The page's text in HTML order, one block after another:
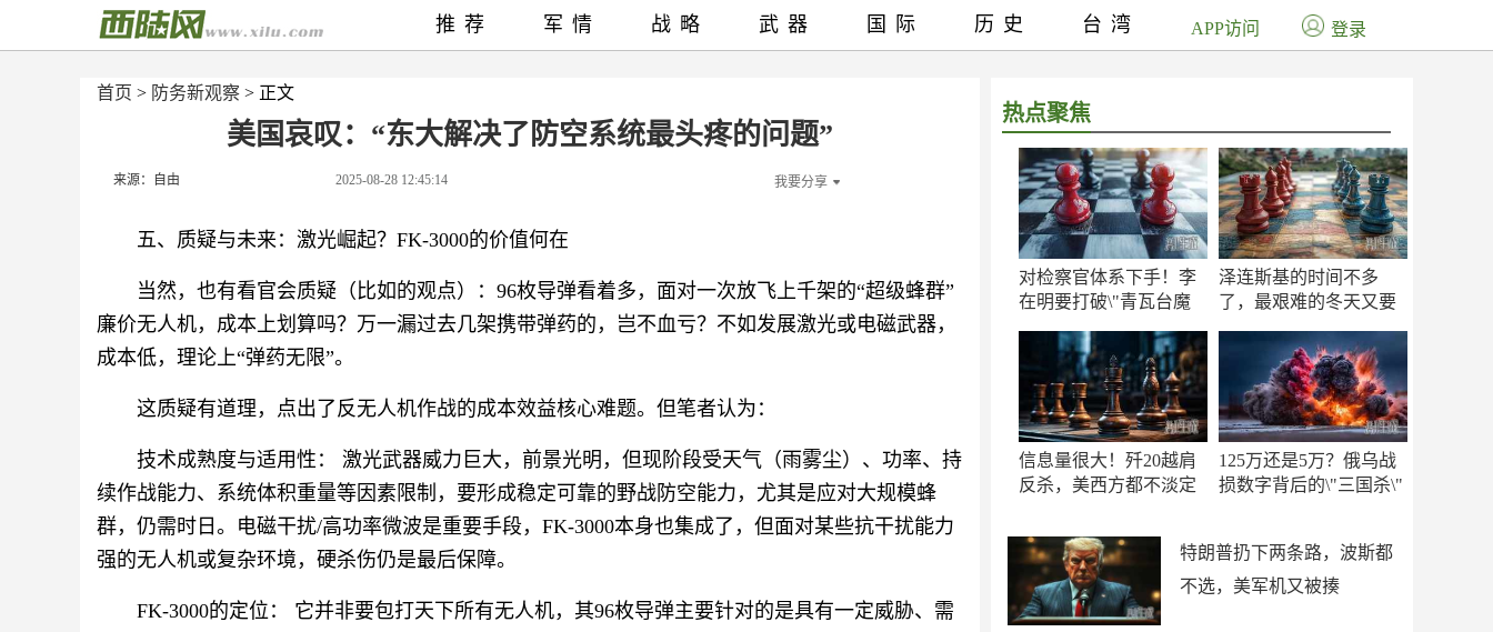
首页 > 防务新观察 > 正文
美国哀叹：“东大解决了防空系统最头疼的问题”
来源：自由 2025-08-28 12:45:14 我要分享
五、质疑与未来：激光崛起？FK-3000的价值何在
当然，也有看官会质疑（比如的观点）：96枚导弹看着多，面对一次放飞上千架的“超级蜂群”
廉价无人机，成本上划算吗？万一漏过去几架携带弹药的，岂不血亏？不如发展激光或电磁武器，
成本低，理论上“弹药无限”。
这质疑有道理，点出了反无人机作战的成本效益核心难题。但笔者认为：
技术成熟度与适用性： 激光武器威力巨大，前景光明，但现阶段受天气（雨雾尘）、功率、持
续作战能力、系统体积重量等因素限制，要形成稳定可靠的野战防空能力，尤其是应对大规模蜂
群，仍需时日。电磁干扰/高功率微波是重要手段，FK-3000本身也集成了，但面对某些抗干扰能力
强的无人机或复杂环境，硬杀伤仍是最后保障。
FK-3000的定位： 它并非要包打天下所有无人机，其96枚导弹主要针对的是具有一定威胁、需
热点聚焦
对检察官体系下手！李
在明要打破\"青瓦台魔
泽连斯基的时间不多
了，最艰难的冬天又要
信息量很大！歼20越肩
反杀，美西方都不淡定
125万还是5万？俄乌战
损数字背后的\"三国杀\"
特朗普扔下两条路，波斯都
不选，美军机又被揍
推荐 军情 战略 武器 国际 历史 台湾 APP访问 登录